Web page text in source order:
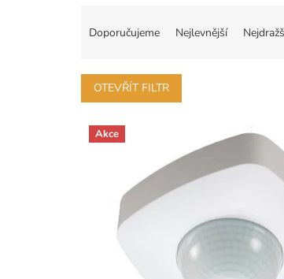
í
Doporučujeme Nejlevnější
OTEVŘÍT FILTR
V Akce